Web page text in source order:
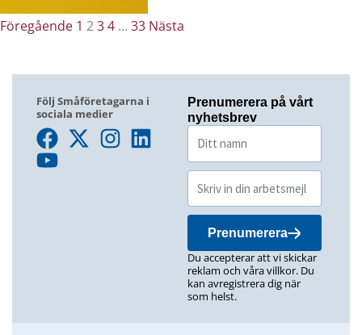
Föregående 1 234 … 33 Nästa
Följ Småföretagarna i
sociala medier
Prenumerera på vårt
nyhetsbrev
Prenumerera
Du accepterar att vi skickar
reklam och våra villkor. Du
kan avregistrera dig när
som helst.